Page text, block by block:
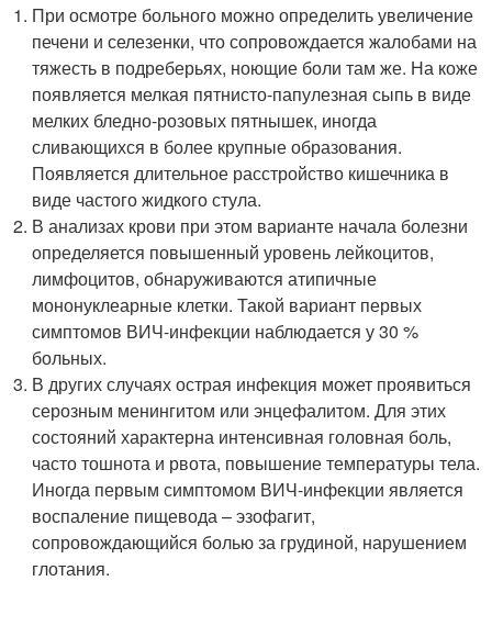
При осмотре больного можно определить увеличение
печени и селезенки, что сопровождается жалобами на
тяжесть в подреберьях, ноющие боли там же. На коже
появляется мелкая пятнисто-папулезная сыпь в виде
мелких бледно-розовых пятнышек, иногда
сливающихся в более крупные образования.
Появляется длительное расстройство кишечника в
виде частого жидкого стула.
В анализах крови при этом варианте начала болезни
определяется повышенный уровень лейкоцитов,
лимфоцитов, обнаруживаются атипичные
мононуклеарные клетки. Такой вариант первых
симптомов ВИЧ-инфекции наблюдается у 30 %
больных.
В других случаях острая инфекция может проявиться
серозным менингитом или энцефалитом. Для этих
состояний характерна интенсивная головная боль,
часто тошнота и рвота, повышение температуры тела.
Иногда первым симптомом ВИЧ-инфекции является
воспаление пищевода – эзофагит,
сопровождающийся болью за грудиной, нарушением
глотания.